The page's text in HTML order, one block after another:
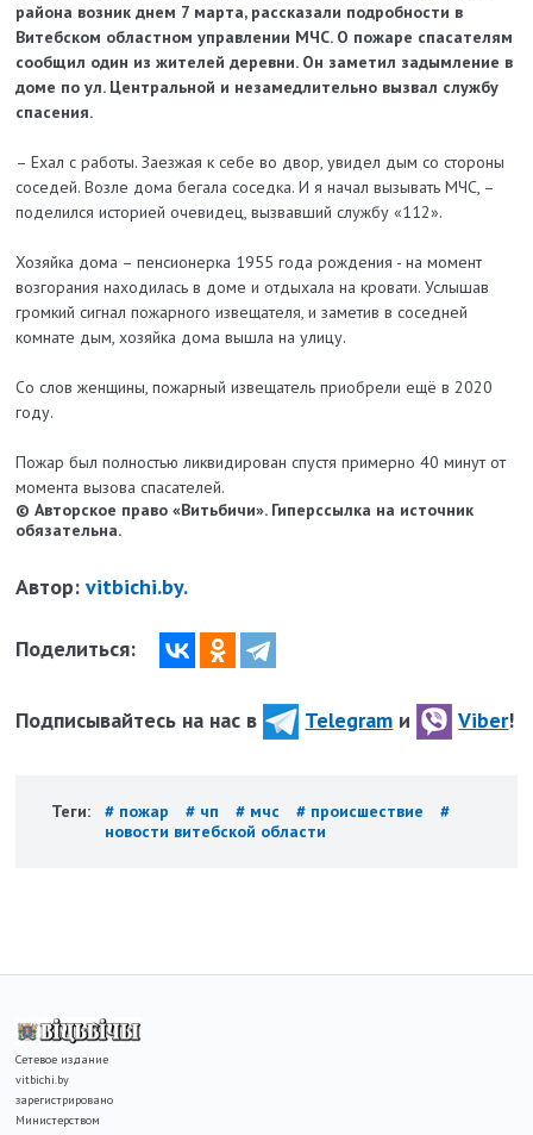
района возник днем 7 марта, рассказали подробности в
Витебском областном управлении МЧС. О пожаре спасателям
сообщил один из жителей деревни. Он заметил задымление в
доме по ул. Центральной и незамедлительно вызвал службу
спасения.
– Ехал с работы. Заезжая к себе во двор, увидел дым со стороны
соседей. Возле дома бегала соседка. И я начал вызывать МЧС, –
поделился историей очевидец, вызвавший службу «112».
Хозяйка дома – пенсионерка 1955 года рождения - на момент
возгорания находилась в доме и отдыхала на кровати. Услышав
громкий сигнал пожарного извещателя, и заметив в соседней
комнате дым, хозяйка дома вышла на улицу.
Со слов женщины, пожарный извещатель приобрели ещё в 2020
году.
Пожар был полностью ликвидирован спустя примерно 40 минут от
момента вызова спасателей.
© Авторское право «Витьбичи». Гиперссылка на источник
обязательна.
Автор:vitbichi.by.
Поделиться:
Подписывайтесь на нас в Telegram и Viber!
Теги: # пожар # чп # мчс # происшествие
#
новости витебской области
Сетевое издание
vitbichi.by
зарегистрировано
Министерством